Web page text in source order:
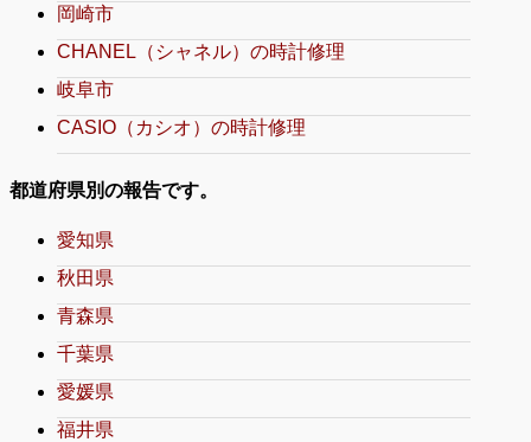
岡崎市
CHANEL（シャネル）の時計修理
岐阜市
CASIO（カシオ）の時計修理
都道府県別の報告です。
愛知県
秋田県
青森県
千葉県
愛媛県
福井県